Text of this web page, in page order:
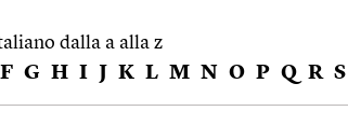
dalla a alla z
F G H I J K L M N O P Q R S